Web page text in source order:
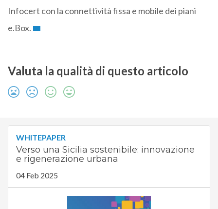
Infocert con la connettività fissa e mobile dei piani
e.Box.
Valuta la qualità di questo articolo
WHITEPAPER
Verso una Sicilia sostenibile: innovazione
e rigenerazione urbana
04 Feb 2025